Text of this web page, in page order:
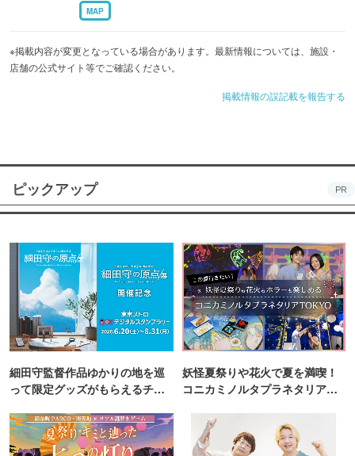
MAP
※掲載内容が変更となっている場合があります。最新情報については、施設・
店舗の公式サイト等でご確認ください。
掲載情報の誤記載を報告する
ピックアップ PR
細田守監督作品ゆかりの地を巡
って限定グッズがもらえるチャ
妖怪夏祭りや花火で夏を満喫！
コニカミノルタプラネタリア